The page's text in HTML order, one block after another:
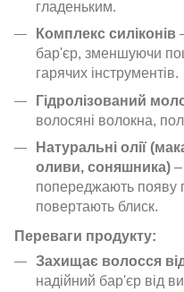
гладеньким.
Комплекс силіконів
бар'єр, зменшуючи
гарячих інструментів.
Гідролізований
волосяні волокна,
Натуральні олії
оливи, соняшника)
попереджають появу
повертають блиск.
Переваги продукту:
Захищає волосся
надійний бар'єр від